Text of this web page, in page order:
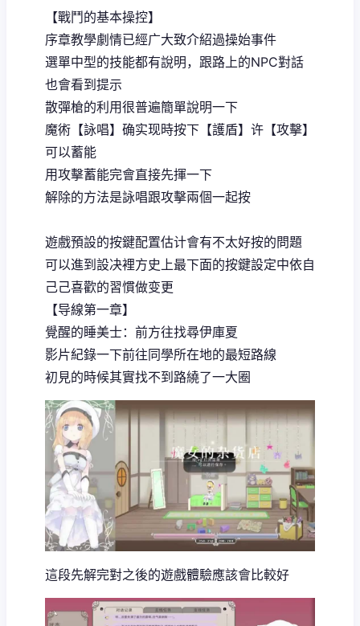
【戰鬥的基本操控】
序章教學劇情已經广大致介紹過操始事件
選單中型的技能都有說明，跟路上的NPC對話
也會看到提示
散彈槍的利用很普遍簡單說明一下
魔術【詠唱】确实现時按下【護盾】许【攻擊】
可以蓄能
用攻擊蓄能完會直接先揮一下
解除的方法是詠唱跟攻擊兩個一起按
遊戲預設的按鍵配置估计會有不太好按的問題
可以進到設决裡方史上最下面的按鍵設定中依自
己己喜歡的習慣做变更
【导線第一章】
覺醒的睡美士：前方往找尋伊庫夏
影片紀錄一下前往同學所在地的最短路線
初見的時候其實找不到路繞了一大圈
這段先解完對之後的遊戲體驗應該會比較好